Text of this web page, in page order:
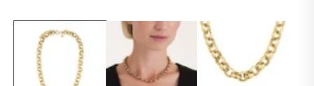
MEDIEN
MODAL
ÖFFNEN